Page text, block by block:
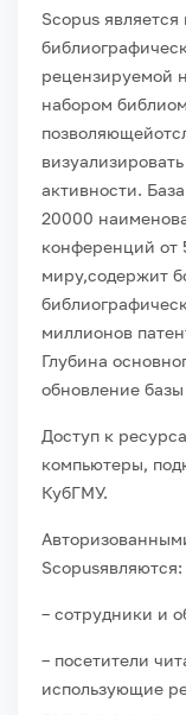
Scopus
рецензируемой
набором
активности.
20000
конференций от
миру,содержит
миллионов
Глубина
обновление
Доступ к
компьютеры,
КубГМУ.
Scopusявляются:
– сотрудники и
– посетители
использующие